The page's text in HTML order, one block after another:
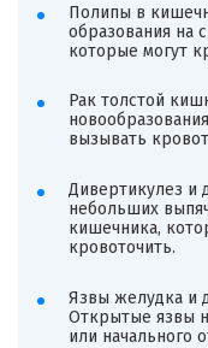
Полипы в
образования на
которые могут
Рак толстой
вызывать
Дивертикулез и
небольших
кишечника,
кровоточить.
Язвы желудка и
Открытые язвы
или начального